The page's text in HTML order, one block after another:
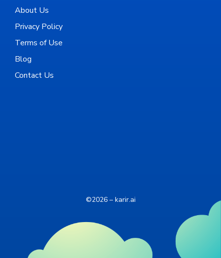
About Us
Privacy Policy
Terms of Use
Blog
Contact Us
©2026 – karir.ai